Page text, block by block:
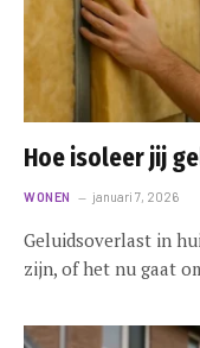
Hoe isoleer jij
WONEN januari 7, 2026
Geluidsoverlast in
zijn, of het nu gaat